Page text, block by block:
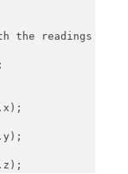
the readings */